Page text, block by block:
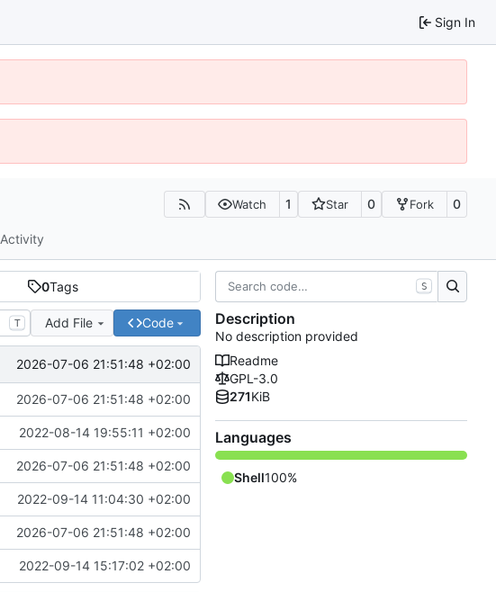
Sign In
Watch 1 Star 0 Fork 0
Activity
0Tags
T Add File Code
2026-07-06 21:51:48 +02:00
2026-07-06 21:51:48 +02:00
2022-08-14 19:55:11 +02:00
2026-07-06 21:51:48 +02:00
2022-09-14 11:04:30 +02:00
2026-07-06 21:51:48 +02:00
2022-09-14 15:17:02 +02:00
S
Description
No description provided
Readme
GPL-3.0
271KiB
Languages
Shell100%